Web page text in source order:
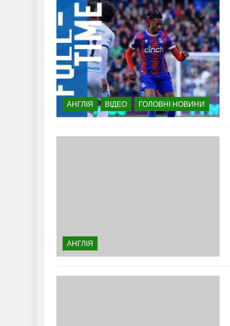
АНГЛІЯ ВІДЕО ГОЛОВНІ НОВИНИ
АНГЛІЯ